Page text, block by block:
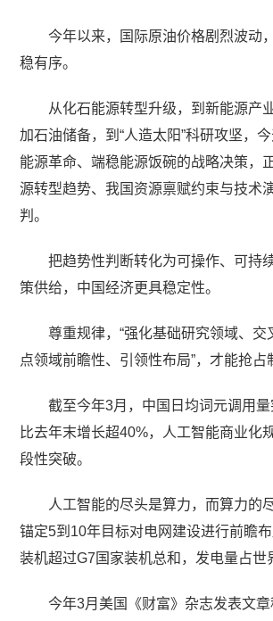
今年以来，国际原油价格剧烈波动
稳有序。
从化石能源转型升级，到新能源产
加石油储备，到“人造太阳”科研攻坚，
能源革命、端稳能源饭碗的战略决策，
源转型趋势、我国资源禀赋约束与技术
判。
把趋势性判断转化为可操作、可持
策供给，中国经济更具稳定性。
尊重规律，“强化基础研究领域、交
点领域前瞻性、引领性布局”，才能抢占
截至今年3月，中国日均词元调用量
比去年末增长超40%，人工智能商业化
段性突破。
人工智能的尽头是算力，而算力的
锚定5到10年目标对电网建设进行前瞻
装机超过G7国家装机总和，发电量占世
今年3月美国《财富》杂志发表文